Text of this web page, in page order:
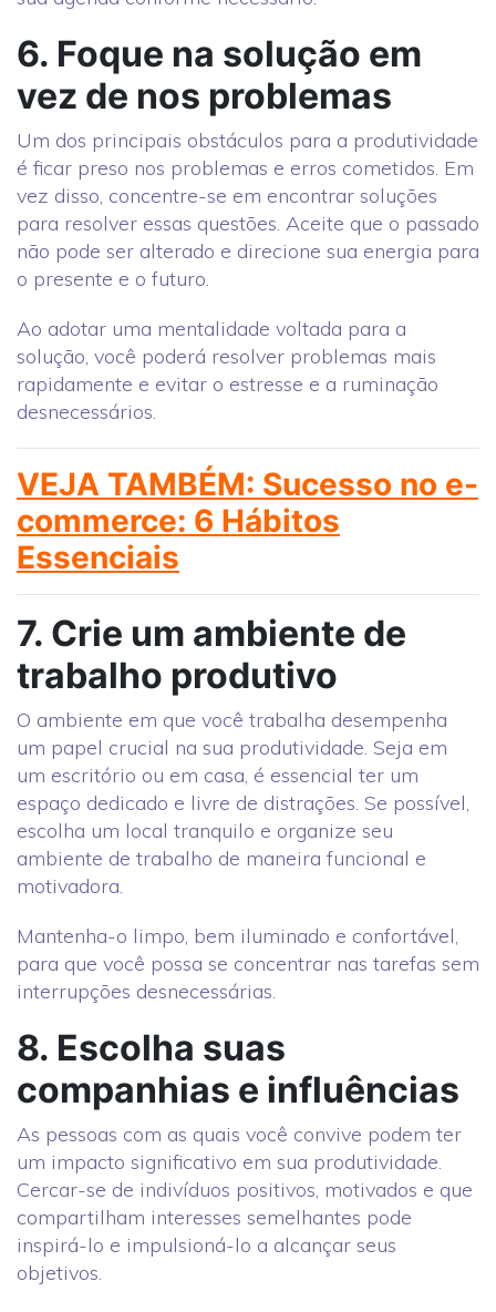
6. Foque na solução em
vez de nos problemas
Um dos principais obstáculos para a produtividade
é ficar preso nos problemas e erros cometidos. Em
vez disso, concentre-se em encontrar soluções
para resolver essas questões. Aceite que o passado
não pode ser alterado e direcione sua energia para
o presente e o futuro.
Ao adotar uma mentalidade voltada para a
solução, você poderá resolver problemas mais
rapidamente e evitar o estresse e a ruminação
desnecessários.
VEJA TAMBÉM: Sucesso no e-
commerce: 6 Hábitos
Essenciais
7. Crie um ambiente de
trabalho produtivo
O ambiente em que você trabalha desempenha
um papel crucial na sua produtividade. Seja em
um escritório ou em casa, é essencial ter um
espaço dedicado e livre de distrações. Se possível,
escolha um local tranquilo e organize seu
ambiente de trabalho de maneira funcional e
motivadora.
Mantenha-o limpo, bem iluminado e confortável,
para que você possa se concentrar nas tarefas sem
interrupções desnecessárias.
8. Escolha suas
companhias e influências
As pessoas com as quais você convive podem ter
um impacto significativo em sua produtividade.
Cercar-se de indivíduos positivos, motivados e que
compartilham interesses semelhantes pode
inspirá-lo e impulsioná-lo a alcançar seus
objetivos.